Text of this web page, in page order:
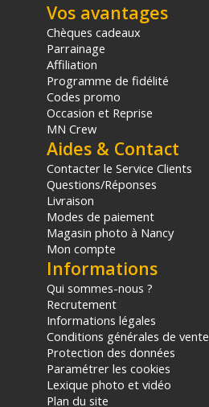
Vos avantages
Chèques cadeaux
Parrainage
Affiliation
Programme de fidélité
Codes promo
Occasion et Reprise
MN Crew
Aides & Contact
Contacter le Service Clients
Questions/Réponses
Livraison
Modes de paiement
Magasin photo à Nancy
Mon compte
Informations
Qui sommes-nous ?
Recrutement
Informations légales
Conditions générales de vente
Protection des données
Paramétrer les cookies
Lexique photo et vidéo
Plan du site